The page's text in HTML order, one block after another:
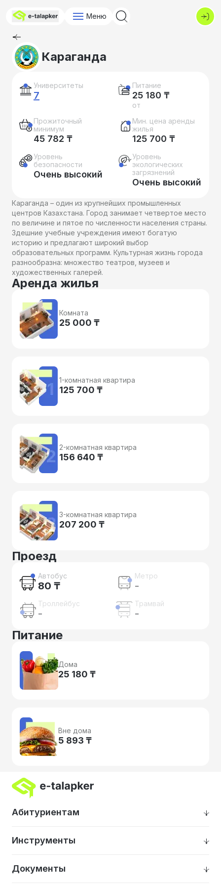
Меню
Караганда
Университеты
7
Питание
25 180 ₸
от
Прожиточный
минимум
45 782 ₸
Мин. цена аренды
жилья
125 700 ₸
Уровень
безопасности
Очень высокий
Уровень
экологических
загрязнений
Очень высокий
Караганда – один из крупнейших промышленных
центров Казахстана. Город занимает четвертое место
по величине и пятое по численности населения страны.
Здешние учебные учреждения имеют богатую
историю и предлагают широкий выбор
образовательных программ. Культурная жизнь города
разнообразна: множество театров, музеев и
художественных галерей.
Аренда жилья
Комната
25 000 ₸
1-комнатная квартира
125 700 ₸
2-комнатная квартира
156 640 ₸
3-комнатная квартира
207 200 ₸
Проезд
Автобус
80 ₸
Метро
-
Троллейбус
-
Трамвай
-
Питание
Дома
25 180 ₸
Вне дома
5 893 ₸
Абитуриентам
Инструменты
Документы